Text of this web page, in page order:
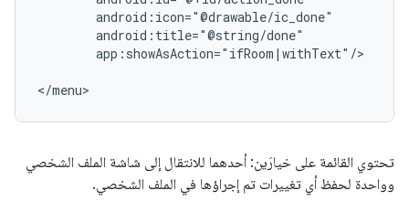
app:showAsAction="ifRoom|withText"/>
تحتوي القائمة على خيارَين: أحدهما للانتقال إلى شاشة الملف الشخصي
وواحدة لحفظ أي تغييرات تم إجراؤها في الملف الشخصي.